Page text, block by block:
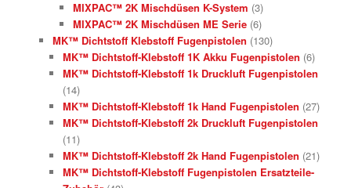
MIXPAC™ 2K Mischdüsen K-System (3)
MIXPAC™ 2K Mischdüsen ME Serie (6)
MK™ Dichtstoff Klebstoff Fugenpistolen (130)
MK™ Dichtstoff-Klebstoff 1K Akku Fugenpistolen (6)
MK™ Dichtstoff-Klebstoff 1k Druckluft Fugenpistolen
(14)
MK™ Dichtstoff-Klebstoff 1k Hand Fugenpistolen (27)
MK™ Dichtstoff-Klebstoff 2k Druckluft Fugenpistolen
(11)
MK™ Dichtstoff-Klebstoff 2k Hand Fugenpistolen (21)
MK™ Dichtstoff-Klebstoff Fugenpistolen Ersatzteile-